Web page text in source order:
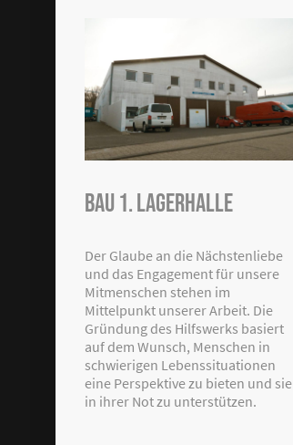
Bau 1. Lagerhalle
Der Glaube an die Nächstenliebe
und das Engagement für unsere
Mitmenschen stehen im
Mittelpunkt unserer Arbeit. Die
Gründung des Hilfswerks basiert
auf dem Wunsch, Menschen in
schwierigen Lebenssituationen
eine Perspektive zu bieten und sie
in ihrer Not zu unterstützen.